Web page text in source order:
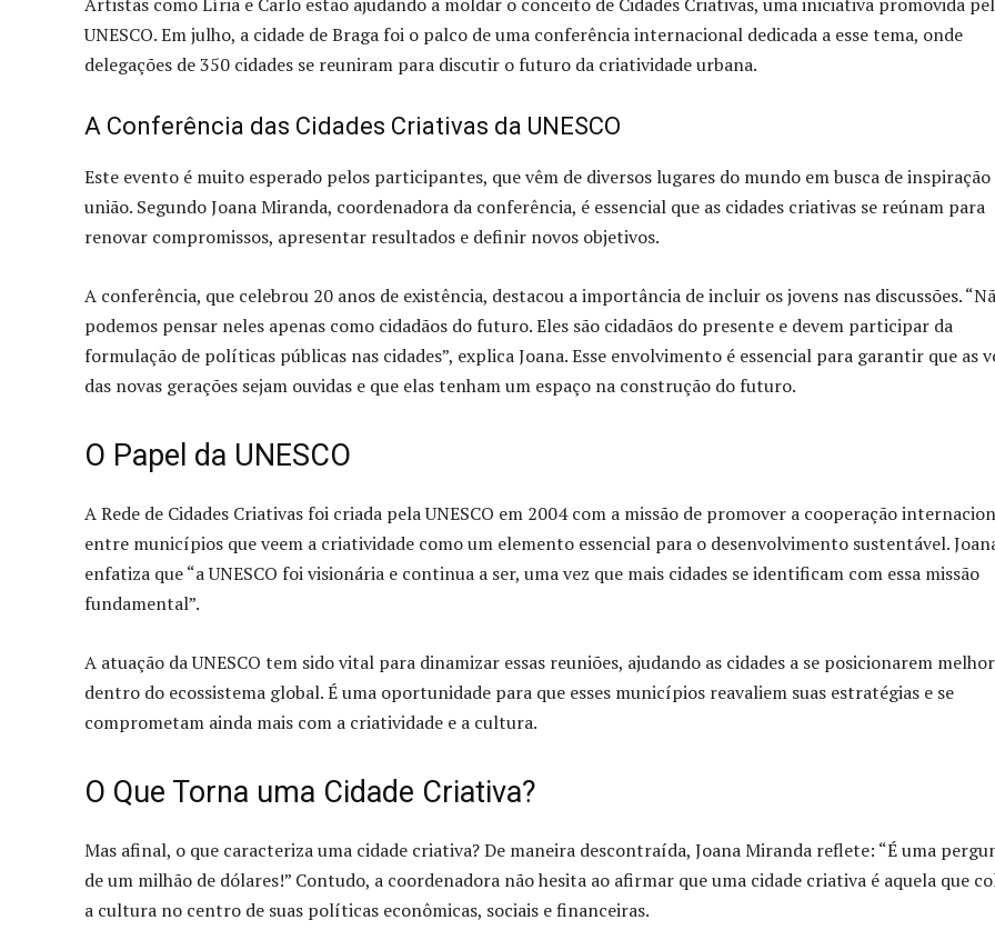
UNESCO. Em julho, a cidade de Braga foi o palco de uma conferência internacional dedicada a esse tema, onde
delegações de 350 cidades se reuniram para discutir o futuro da criatividade urbana.
A Conferência das Cidades Criativas da UNESCO
Este evento é muito esperado pelos participantes, que vêm de diversos lugares do mundo em busca de inspiração
união. Segundo Joana Miranda, coordenadora da conferência, é essencial que as cidades criativas se reúnam para
renovar compromissos, apresentar resultados e definir novos objetivos.
A conferência, que celebrou 20 anos de existência, destacou a importância de incluir os jovens nas discussões.
podemos pensar neles apenas como cidadãos do futuro. Eles são cidadãos do presente e devem participar da
formulação de políticas públicas nas cidades”, explica Joana. Esse envolvimento é essencial para garantir que as
das novas gerações sejam ouvidas e que elas tenham um espaço na construção do futuro.
O Papel da UNESCO
A Rede de Cidades Criativas foi criada pela UNESCO em 2004 com a missão de promover a cooperação
entre municípios que veem a criatividade como um elemento essencial para o desenvolvimento sustentável.
enfatiza que “a UNESCO foi visionária e continua a ser, uma vez que mais cidades se identificam com essa missão
fundamental”.
A atuação da UNESCO tem sido vital para dinamizar essas reuniões, ajudando as cidades a se posicionarem melhor
dentro do ecossistema global. É uma oportunidade para que esses municípios reavaliem suas estratégias e se
comprometam ainda mais com a criatividade e a cultura.
O Que Torna uma Cidade Criativa?
Mas afinal, o que caracteriza uma cidade criativa? De maneira descontraída, Joana Miranda reflete: “É uma
de um milhão de dólares!” Contudo, a coordenadora não hesita ao afirmar que uma cidade criativa é aquela que
a cultura no centro de suas políticas econômicas, sociais e financeiras.